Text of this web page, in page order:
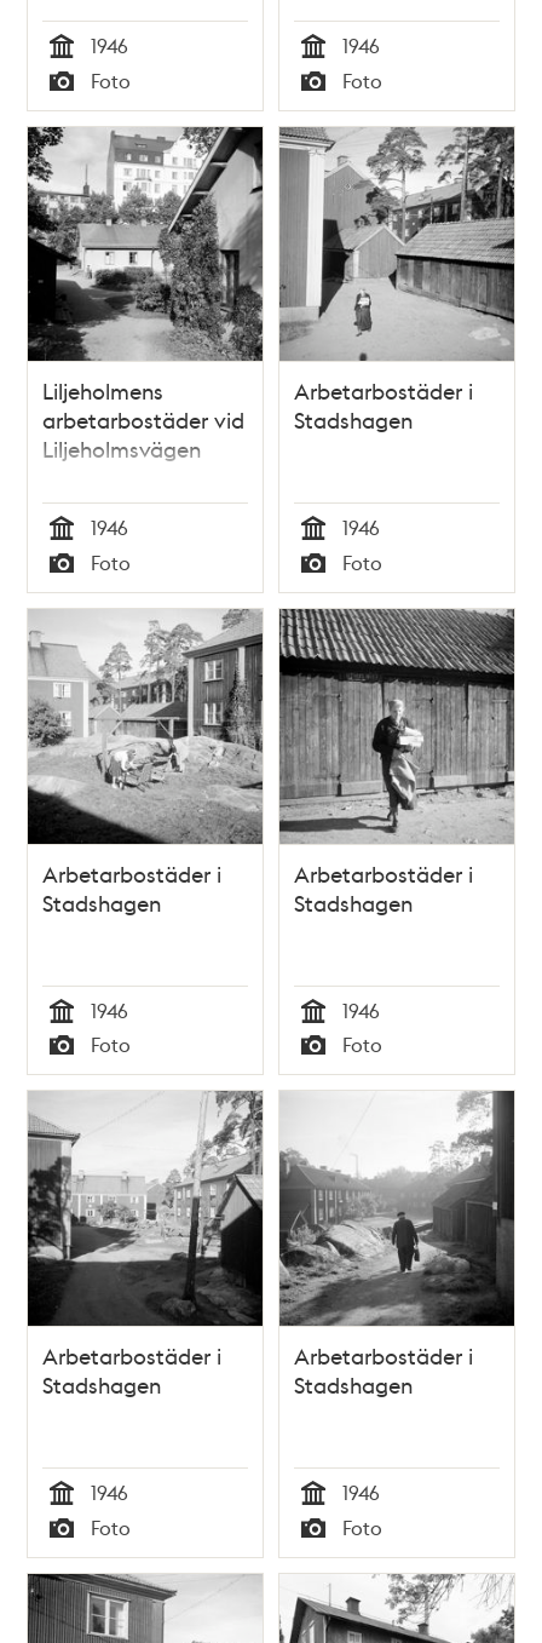
Tid
1946
Typ
Foto Tid
1946
Typ
Foto
Liljeholmens
arbetarbostäder vid
Liljeholmsvägen
Tid
1946
Typ
Foto
Arbetarbostäder i
Stadshagen
Tid
1946
Typ
Foto
Arbetarbostäder i
Stadshagen
Tid
1946
Typ
Foto
Arbetarbostäder i
Stadshagen
Tid
1946
Typ
Foto
Arbetarbostäder i
Stadshagen
Tid
1946
Typ
Foto
Arbetarbostäder i
Stadshagen
Tid
1946
Typ
Foto